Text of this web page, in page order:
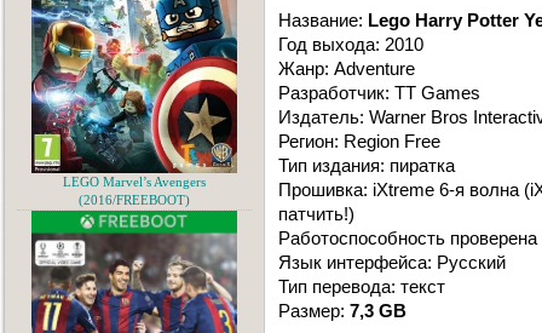
Название: Lego Harry Potter
Год выхода: 2010
Жанр: Adventure
Разработчик: TT Games
Издатель: Warner Bros
Регион: Region Free
Тип издания: пиратка
Прошивка: iXtreme 6-я волна
патчить!)
Работоспособность
Язык интерфейса: Русский
Тип перевода: текст
Размер: 7,3 GB
LEGO Marvel’s Avengers
(2016/FREEBOOT)